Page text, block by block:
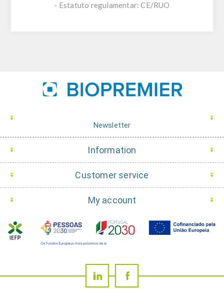
- Estatuto regulamentar: CE/RUO
Newsletter
Information
Customer service
My account